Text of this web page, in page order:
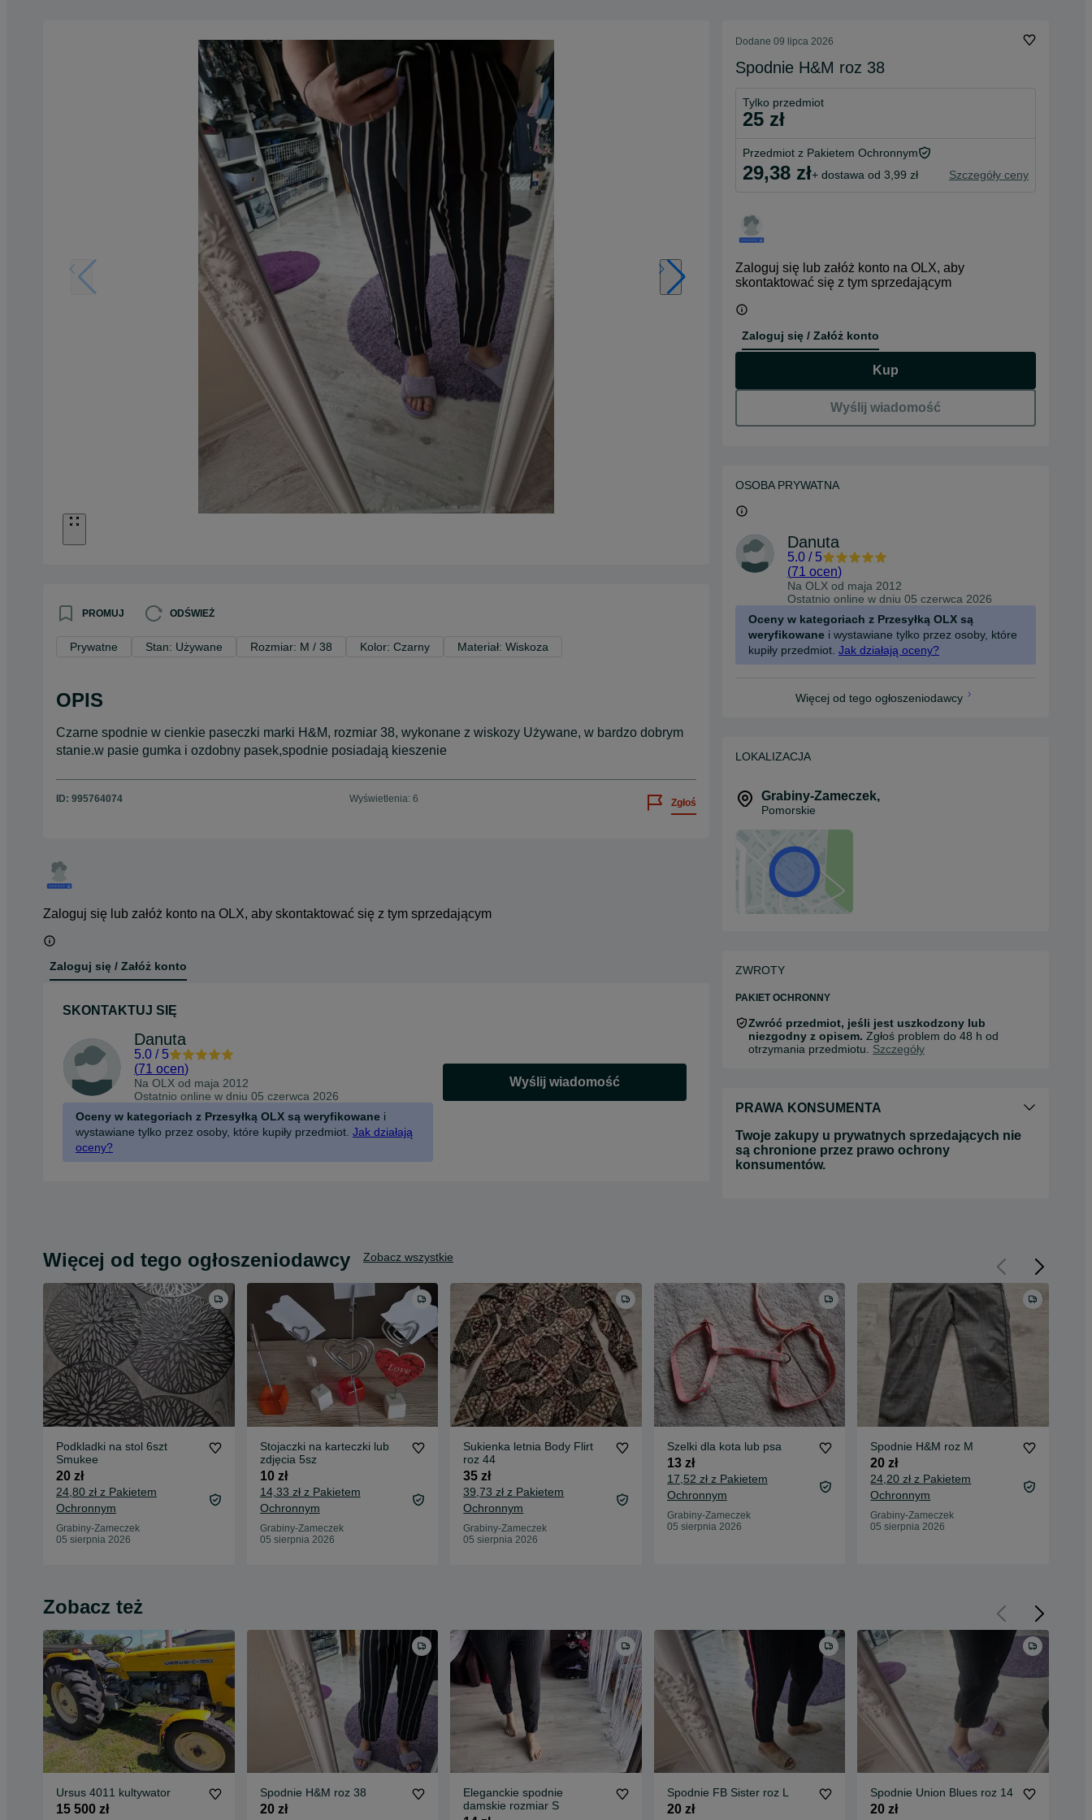
PROMUJ ODŚWIEŻ
Prywatne Stan: Używane Rozmiar: M / 38 Kolor: Czarny Materiał: Wiskoza
OPIS
Czarne spodnie w cienkie paseczki marki H&M, rozmiar 38, wykonane z wiskozy Używane, w bardzo dobrym
stanie.w pasie gumka i ozdobny pasek,spodnie posiadają kieszenie
ID: 995764074 Wyświetlenia: 6 Zgłoś
Zaloguj się lub załóż konto na OLX, aby skontaktować się z tym sprzedającym
Zaloguj się / Załóż konto
SKONTAKTUJ SIĘ
Danuta
5.0 / 5
(71 ocen)
Na OLX od maja 2012
Ostatnio online w dniu 05 czerwca 2026
Oceny w kategoriach z Przesyłką OLX są weryfikowane i
wystawiane tylko przez osoby, które kupiły przedmiot. Jak działają
oceny?
Wyślij wiadomość
Dodane 09 lipca 2026
Spodnie H&M roz 38
Tylko przedmiot
25 zł
Przedmiot z Pakietem Ochronnym
29,38 zł+ dostawa od 3,99 zł Szczegóły ceny
Zaloguj się lub załóż konto na OLX, aby
skontaktować się z tym sprzedającym
Zaloguj się / Załóż konto
Kup
Wyślij wiadomość
OSOBA PRYWATNA
Danuta
5.0 / 5
(71 ocen)
Na OLX od maja 2012
Ostatnio online w dniu 05 czerwca 2026
Oceny w kategoriach z Przesyłką OLX są
weryfikowane i wystawiane tylko przez osoby, które
kupiły przedmiot. Jak działają oceny?
Więcej od tego ogłoszeniodawcy
LOKALIZACJA
Grabiny-Zameczek,
Pomorskie
ZWROTY
PAKIET OCHRONNY
Zwróć przedmiot, jeśli jest uszkodzony lub
niezgodny z opisem. Zgłoś problem do 48 h od
otrzymania przedmiotu. Szczegóły
PRAWA KONSUMENTA
Twoje zakupy u prywatnych sprzedających nie
są chronione przez prawo ochrony
konsumentów.
Więcej od tego ogłoszeniodawcy Zobacz wszystkie
Podkladki na stol 6szt
Smukee
20 zł
24,80 zł z Pakietem
Ochronnym
Grabiny-Zameczek
05 sierpnia 2026
Stojaczki na karteczki lub
zdjęcia 5sz
10 zł
14,33 zł z Pakietem
Ochronnym
Grabiny-Zameczek
05 sierpnia 2026
Sukienka letnia Body Flirt
roz 44
35 zł
39,73 zł z Pakietem
Ochronnym
Grabiny-Zameczek
05 sierpnia 2026
Szelki dla kota lub psa
13 zł
17,52 zł z Pakietem
Ochronnym
Grabiny-Zameczek
05 sierpnia 2026
Spodnie H&M roz M
20 zł
24,20 zł z Pakietem
Ochronnym
Grabiny-Zameczek
05 sierpnia 2026
Zobacz też
Ursus 4011 kultywator
15 500 zł
Spodnie H&M roz 38
20 zł
Eleganckie spodnie
damskie rozmiar S
Spodnie FB Sister roz L
20 zł
Spodnie Union Blues roz 14
20 zł